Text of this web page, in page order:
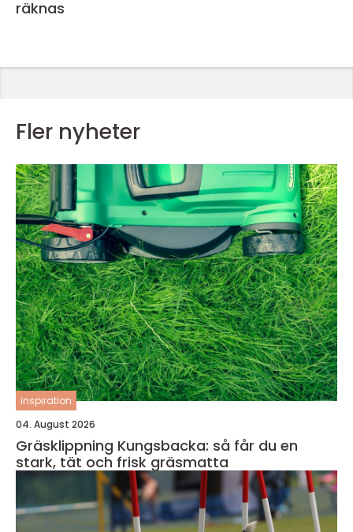
räknas
Fler nyheter
inspiration
04. August 2026
Gräsklippning Kungsbacka: så får du en
stark, tät och frisk gräsmatta